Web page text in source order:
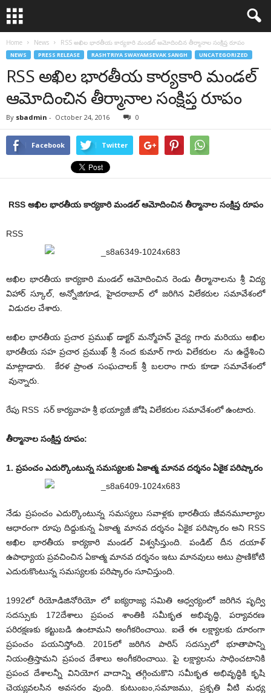
Home News RSS అఖిల భారతీయ కార్యకారి మండల్ ఆమోదించిన తీర్మానాల సంక్షిప్త రూపం
NEWS PRESS RELEASE RASHTRIYA SWAYAMSEVAK SANGH UNCATEGORIZED
RSS అఖిల భారతీయ కార్యకారి మండల్
ఆమోదించిన తీర్మానాల సంక్షిప్త రూపం
By sbadmin - October 24, 2016 0
Facebook Twitter
RSS అఖిల భారతీయ కార్యకారి మండల్ ఆమోదించిన తీర్మానాల సంక్షిప్త రూపం
RSS
అఖిల భారతీయ కార్యకారి మండల్ ఆమోదించిన రెండు తీర్మానాలను శ్రీ విద్య
విహార్ స్కూల్, అన్నోజిగూడ , హైదరాబాద్ లో జరిగిన విలేకరుల సమావేశంలో
విడుదల చేశారు.
అఖిల భారతీయ ప్రచార ప్రముఖ్ డాక్టర్ మన్మోహన్ వైద్య గారు మరియు అఖిల
భారతీయ సహ ప్రచార ప్రముఖ్ శ్రీ నంద కుమార్ గారు విలేకరుల ను ఉద్దేశించి
మాట్లాడారు. కేరళ ప్రాంత సంఘచాలక్ శ్రీ బలరాం గారు కూడా సమావేశంలో
వున్నారు.
రేపు RSS సర్ కార్యవాహ శ్రీ భయ్యాజీ జోషి విలేకరుల సమావేశంలో ఉంటారు.
తీర్మానాల సంక్షిప్త రూపం:
1. ప్రపంచం ఎదుర్కొంటున్న సమస్యలకు ఏకాత్మ మానవ దర్శనం ఏకైక పరిష్కారం
నేడు ప్రపంచం ఎదుర్కొంటున్న సమస్యలు సవాళ్లకు భారతీయ జీవనమూల్యాల
ఆధారంగా రూపు దిద్దుకున్న ఏకాత్మ మానవ దర్శనం ఏకైక పరిష్కారం అని RSS
అఖిల భారతీయ కార్యకారి మండల్ విశ్వసిస్తుంది. పండిట్ దీన దయాళ్
ఉపాధ్యాయ ప్రవచించిన ఏకాత్మ మానవ దర్శనం ఇటు మానవులు అటు ప్రాణికోటి
ఎదురుకొంటున్న సమస్యలకు పరిష్కారం సూచిస్తుంది.
1992లో రియోడిజినోరియో లో ఐక్యరాజ్య సమితి ఆధ్వర్యంలో జరిగిన పృద్వి
సదస్సుకు 172దేశాలు ప్రపంచ శాంతికి సమీకృత అభివృద్ధి, పర్యావరణ
పరిరక్షణకు కట్టుబడి ఉంటామని అంగీకరించాయి. ఐతే ఈ లక్ష్యాలకు దూరంగా
ప్రపంచం పయనిస్తోంది. 2015లో జరిగిన పారిస్ సదస్సులో భూతాపాన్ని
నియంత్రిస్తామని ప్రపంచ దేశాలు అంగీకరించాయి. పై లక్ష్యాలను సాధించటానికి
ప్రపంచ దేశాలన్నీ వినియోగ వాదాన్ని తగ్గించుకొని సమీకృత అభివృద్ధికి కృషి
చెయ్యవలసిన అవసరం వుంది. కుటుంబం,సమాజము, ప్రకృతి వీటి మధ్య